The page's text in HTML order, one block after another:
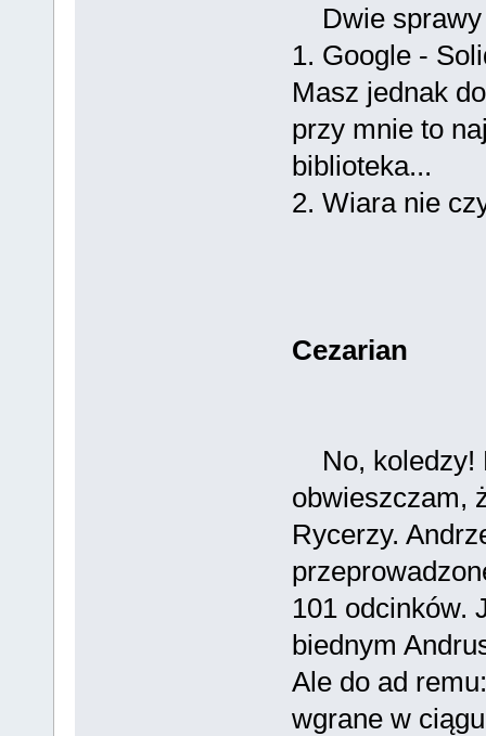
Dwie sprawy
1. Google -
Masz jednak
przy mnie to
biblioteka...
2. Wiara nie
Cezarian
No, koledzy!
obwieszczam,
Rycerzy.
101 odcinków.
biednym
Ale do ad
wgrane w